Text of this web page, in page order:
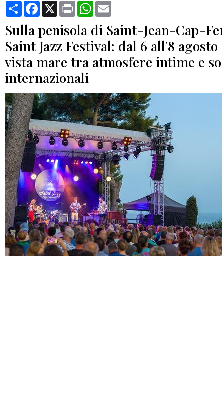
CondividiFacebook
X Print WhatsApp
Sulla penisola di Saint-Jean-Cap-
Saint Jazz Festival: dal 6 all’8
vista mare tra atmosfere intime e
internazionali